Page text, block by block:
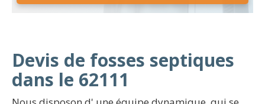
Devis de fosses septiques
dans le 62111